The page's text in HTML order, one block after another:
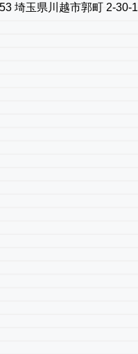
埼玉県川越市郭町 2-30-1